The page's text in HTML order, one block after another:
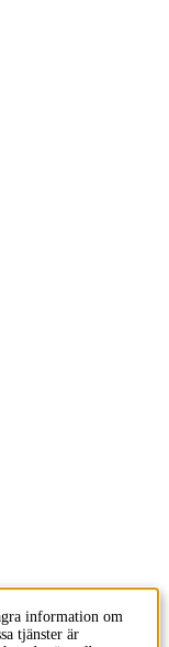
information om
tjänster är